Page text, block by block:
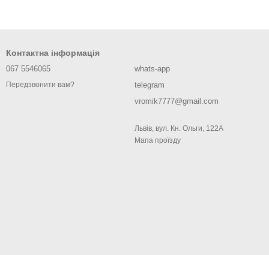
Контактна інформація
067 5546065
Передзвонити вам?
whats-app
telegram
vromik7777@gmail.com
Львів, вул. Кн. Ольги, 122А
Мапа проїзду